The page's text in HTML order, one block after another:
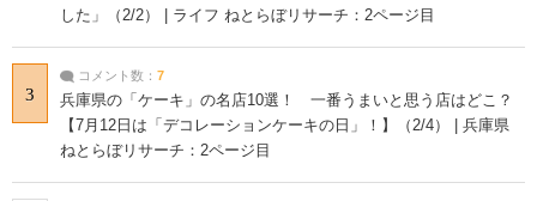
した」（2/2） | ライフ ねとらぼリサーチ：2ページ目
3
コメント数： 7
兵庫県の「ケーキ」の名店10選！ 一番うまいと思う店はどこ？
【7月12日は「デコレーションケーキの日」！】（2/4） | 兵庫県
ねとらぼリサーチ：2ページ目